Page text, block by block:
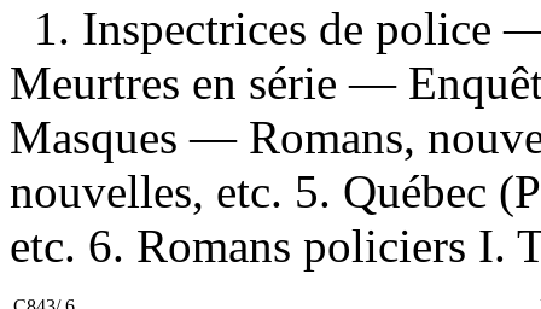
1. Inspectrices de police
Meurtres en série —
Masques — Romans,
nouvelles, etc. 5. Québec
etc. 6. Romans policiers I.